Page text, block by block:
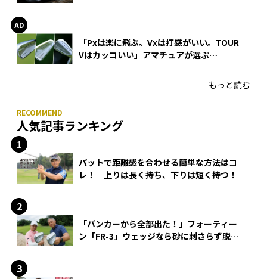
「Pxは楽に飛ぶ。Vxは打感がいい。TOUR
Vはカッコいい」アマチュアが選ぶ
もっと読む
人気記事ランキング
パットで距離感を合わせる簡単な方法はコ
レ！ 上りは長く持ち、下りは短く持つ！
「バンカーから全部出た！」フォーティー
ン「FR-3」ウェッジなら砂に刺さらず脱出